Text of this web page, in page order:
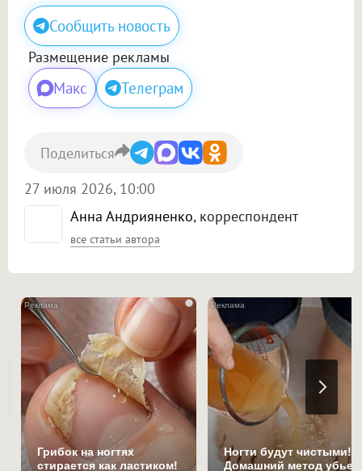
Сообщить новость
Размещение рекламы
Макс Телеграм
Анна Андрияненко, корреспондент
все статьи автора
27 июля 2026, 10:00
Поделиться
i
Грибок на ногтях
стирается как ластиком!
Ногти будут чистыми!
Домашний метод убьет